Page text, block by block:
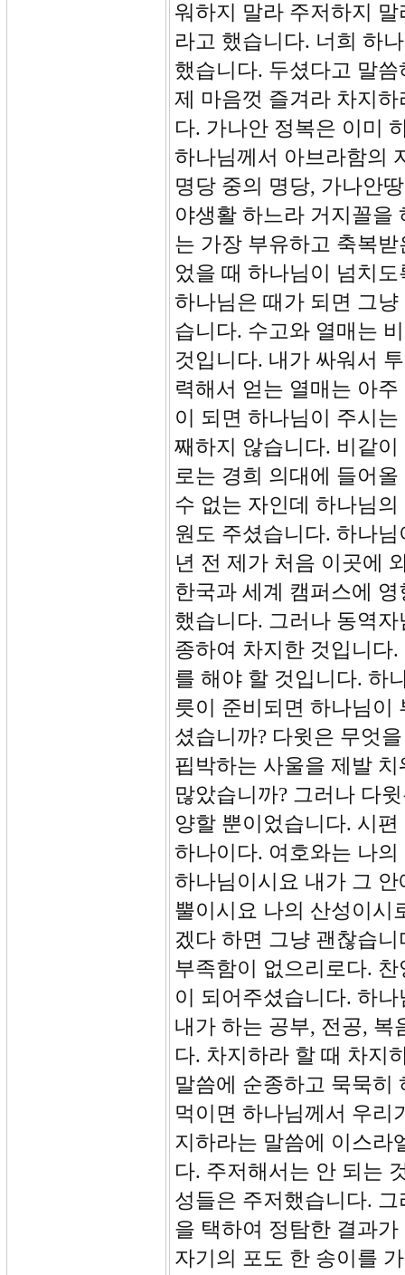
워하지 말라 주저하지
라고 했습니다. 너희 하
했습니다. 두셨다고 말
제 마음껏 즐겨라 차지
다. 가나안 정복은 이미
하나님께서 아브라함의
명당 중의 명당, 가나안
야생활 하느라 거지꼴을
는 가장 부유하고 축복
었을 때 하나님이 넘치
하나님은 때가 되면 그
습니다. 수고와 열매는
것입니다. 내가 싸워서
력해서 얻는 열매는 아
이 되면 하나님이 주시
째하지 않습니다. 비같
로는 경희 의대에 들어
수 없는 자인데 하나님
원도 주셨습니다. 하나
년 전 제가 처음 이곳에
한국과 세계 캠퍼스에
했습니다. 그러나 동역
종하여 차지한 것입니다
를 해야 할 것입니다. 하
릇이 준비되면 하나님이
셨습니까? 다윗은 무엇
핍박하는 사울을 제발
많았습니까? 그러나 다
양할 뿐이었습니다. 시
하나이다. 여호와는 나
하나님이시요 내가 그
뿔이시요 나의 산성이시
겠다 하면 그냥 괜찮습
부족함이 없으리로다.
이 되어주셨습니다. 하
내가 하는 공부, 전공, 복
다. 차지하라 할 때 차지
말씀에 순종하고 묵묵히
먹이면 하나님께서 우리
지하라는 말씀에 이스라
다. 주저해서는 안 되는
성들은 주저했습니다.
을 택하여 정탐한 결과
자기의 포도 한 송이를